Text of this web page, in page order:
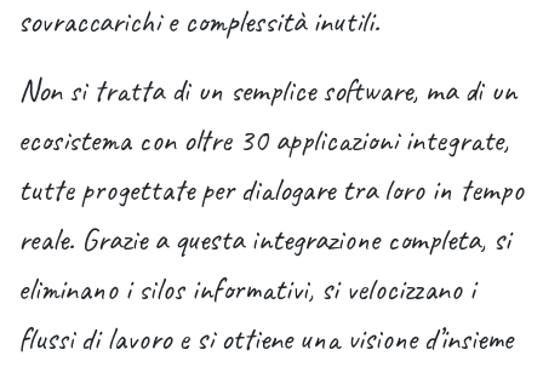
sovraccarichi e complessità inutili.
Non si tratta di un semplice software, ma di un
ecosistema con oltre 30 applicazioni integrate,
tutte progettate per dialogare tra loro in tempo
reale. Grazie a questa integrazione completa, si
eliminano i silos informativi, si velocizzano i
flussi di lavoro e si ottiene una visione d’insieme